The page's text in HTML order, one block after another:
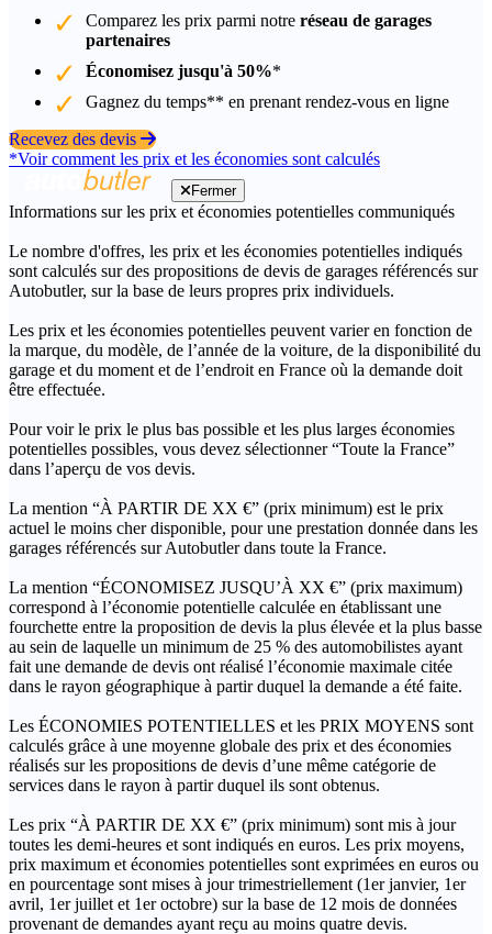
Comparez les prix parmi notre réseau de garages
partenaires
Économisez jusqu'à 50%*
Gagnez du temps** en prenant rendez-vous en ligne
Recevez des devis
*Voir comment les prix et les économies sont calculés
Fermer
Informations sur les prix et économies potentielles communiqués
Le nombre d'offres, les prix et les économies potentielles indiqués
sont calculés sur des propositions de devis de garages référencés sur
Autobutler, sur la base de leurs propres prix individuels.
Les prix et les économies potentielles peuvent varier en fonction de
la marque, du modèle, de l’année de la voiture, de la disponibilité du
garage et du moment et de l’endroit en France où la demande doit
être effectuée.
Pour voir le prix le plus bas possible et les plus larges économies
potentielles possibles, vous devez sélectionner “Toute la France”
dans l’aperçu de vos devis.
La mention “À PARTIR DE XX €” (prix minimum) est le prix
actuel le moins cher disponible, pour une prestation donnée dans les
garages référencés sur Autobutler dans toute la France.
La mention “ÉCONOMISEZ JUSQU’À XX €” (prix maximum)
correspond à l’économie potentielle calculée en établissant une
fourchette entre la proposition de devis la plus élevée et la plus basse
au sein de laquelle un minimum de 25 % des automobilistes ayant
fait une demande de devis ont réalisé l’économie maximale citée
dans le rayon géographique à partir duquel la demande a été faite.
Les ÉCONOMIES POTENTIELLES et les PRIX MOYENS sont
calculés grâce à une moyenne globale des prix et des économies
réalisés sur les propositions de devis d’une même catégorie de
services dans le rayon à partir duquel ils sont obtenus.
Les prix “À PARTIR DE XX €” (prix minimum) sont mis à jour
toutes les demi-heures et sont indiqués en euros. Les prix moyens,
prix maximum et économies potentielles sont exprimées en euros ou
en pourcentage sont mises à jour trimestriellement (1er janvier, 1er
avril, 1er juillet et 1er octobre) sur la base de 12 mois de données
provenant de demandes ayant reçu au moins quatre devis.